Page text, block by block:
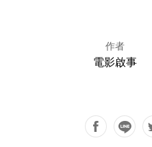
作者
電影啟事